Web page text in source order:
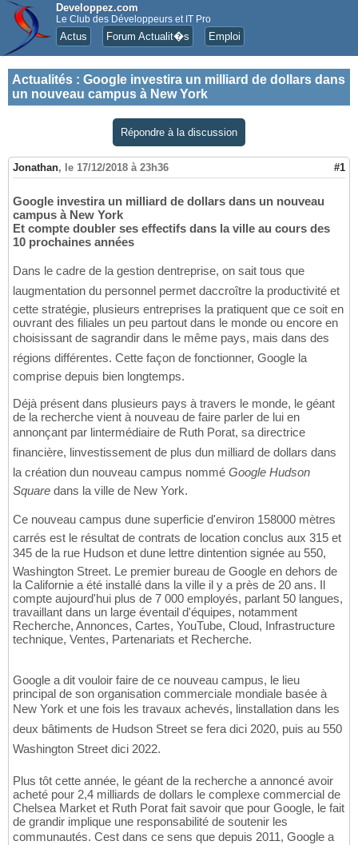
Developpez.com
Le Club des Développeurs et IT Pro
Actus Forum Actualit�s Emploi
Actualités : Google investira un milliard de dollars dans
un nouveau campus à New York
Répondre à la discussion
Jonathan, le 17/12/2018 à 23h36 #1
Google investira un milliard de dollars dans un nouveau
campus à New York
Et compte doubler ses effectifs dans la ville au cours des
10 prochaines années
Dans le cadre de la gestion dentreprise, on sait tous que
laugmentation du personnel permet daccroître la productivité et
cette stratégie, plusieurs entreprises la pratiquent que ce soit en
ouvrant des filiales un peu partout dans le monde ou encore en
choisissant de sagrandir dans le même pays, mais dans des
régions différentes. Cette façon de fonctionner, Google la
comprise depuis bien longtemps.
Déjà présent dans plusieurs pays à travers le monde, le géant
de la recherche vient à nouveau de faire parler de lui en
annonçant par lintermédiaire de Ruth Porat, sa directrice
financière, linvestissement de plus dun milliard de dollars dans
la création dun nouveau campus nommé Google Hudson
Square dans la ville de New York.
Ce nouveau campus dune superficie d'environ 158000 mètres
carrés est le résultat de contrats de location conclus aux 315 et
345 de la rue Hudson et dune lettre dintention signée au 550,
Washington Street. Le premier bureau de Google en dehors de
la Californie a été installé dans la ville il y a près de 20 ans. Il
compte aujourd'hui plus de 7 000 employés, parlant 50 langues,
travaillant dans un large éventail d'équipes, notamment
Recherche, Annonces, Cartes, YouTube, Cloud, Infrastructure
technique, Ventes, Partenariats et Recherche.
Google a dit vouloir faire de ce nouveau campus, le lieu
principal de son organisation commerciale mondiale basée à
New York et une fois les travaux achevés, linstallation dans les
deux bâtiments de Hudson Street se fera dici 2020, puis au 550
Washington Street dici 2022.
Plus tôt cette année, le géant de la recherche a annoncé avoir
acheté pour 2,4 milliards de dollars le complexe commercial de
Chelsea Market et Ruth Porat fait savoir que pour Google, le fait
de grandir implique une responsabilité de soutenir les
communautés. Cest dans ce sens que depuis 2011, Google a